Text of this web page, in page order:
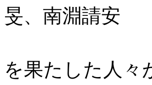
旻、南淵請安
を果たした人々